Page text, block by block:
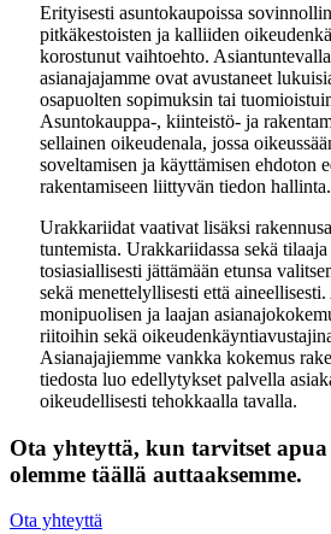
Erityisesti asuntokaupoissa
pitkäkestoisten ja kalliiden
korostunut vaihtoehto.
asianajajamme ovat avustaneet
osapuolten sopimuksin tai
Asuntokauppa-, kiinteistö- ja
sellainen oikeudenala, jossa
soveltamisen ja käyttämisen ehdoton
rakentamiseen liittyvän tiedon hallinta.
Urakkariidat vaativat lisäksi
tuntemista. Urakkariidassa sekä
tosiasiallisesti jättämään etunsa
sekä menettelyllisesti että
monipuolisen ja laajan
riitoihin sekä
Asianajajiemme vankka kokemus
tiedosta luo edellytykset palvella
oikeudellisesti tehokkaalla tavalla.
Ota yhteyttä, kun tarvitset apua
olemme täällä auttaaksemme.
Ota yhteyttä